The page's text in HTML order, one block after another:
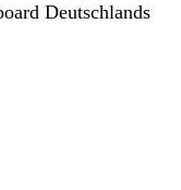
Deutschlands